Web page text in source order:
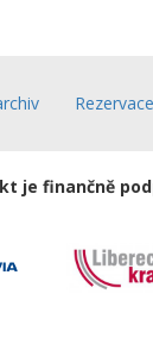
je finančně